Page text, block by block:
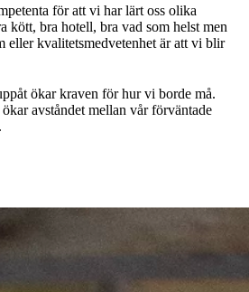
för att vi har lärt oss olika
kött, bra hotell, bra vad som helst men
eller kvalitetsmedvetenhet är att vi blir
ökar kraven för hur vi borde må.
avståndet mellan vår förväntade